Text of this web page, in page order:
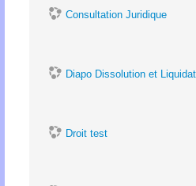
Consultation Juridique
Diapo Dissolution et
Droit test